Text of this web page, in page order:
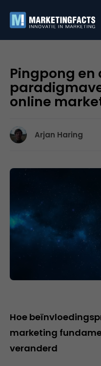
Pingpong en
online
Arjan Haring
Hoe
marketing
veranderd